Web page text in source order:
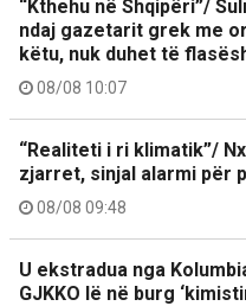
“Kthehu në Shqipëri”/
ndaj gazetarit grek me
këtu, nuk duhet të
08/08 10:07
“Realiteti i ri klimatik”/
zjarret, sinjal alarmi për
08/08 09:48
U ekstradua nga
GJKKO lë në burg